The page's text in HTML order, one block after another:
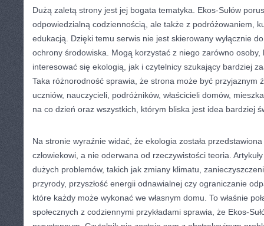
Dużą zaletą strony jest jej bogata tematyka. Ekos-Sułów
odpowiedzialną codziennością, ale także z podróżowaniem,
edukacją. Dzięki temu serwis nie jest skierowany wyłącznie
ochrony środowiska. Mogą korzystać z niego zarówno
interesować się ekologią, jak i czytelnicy szukający bardziej
Taka różnorodność sprawia, że strona może być przyjaznym
uczniów, nauczycieli, podróżników, właścicieli domów,
na co dzień oraz wszystkich, którym bliska jest idea bardziej
Na stronie wyraźnie widać, że ekologia została
człowiekowi, a nie oderwana od rzeczywistości teoria.
dużych problemów, takich jak zmiany klimatu,
przyrody, przyszłość energii odnawialnej czy ograniczanie
które każdy może wykonać we własnym domu. To właśnie
społecznych z codziennymi przykładami sprawia, że Ekos-